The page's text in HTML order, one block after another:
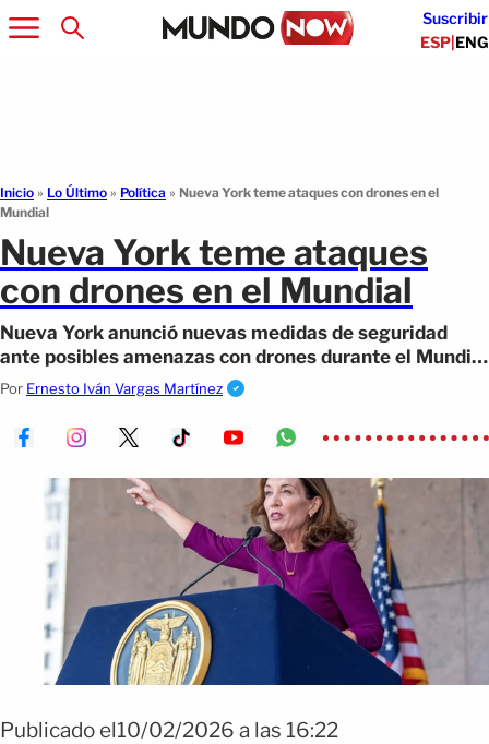
Suscribir
ESP|ENG
Inicio » Lo Último » Política » Nueva York teme ataques con drones en el
Mundial
Nueva York teme ataques
con drones en el Mundial
Nueva York anunció nuevas medidas de seguridad
ante posibles amenazas con drones durante el Mundial
y otros eventos clave del verano.
Por Ernesto Iván Vargas Martínez
Publicado el10/02/2026 a las 16:22